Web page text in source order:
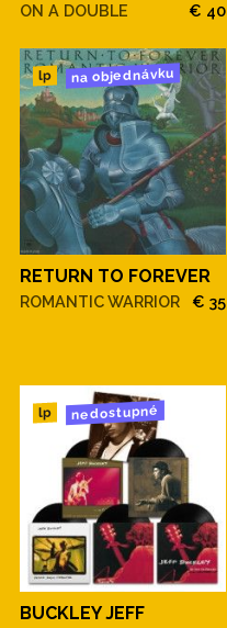
ON A DOUBLE € 40
lp na objednávku
RETURN TO FOREVER
ROMANTIC WARRIOR € 35
lp nedostupné
BUCKLEY JEFF